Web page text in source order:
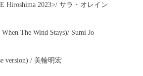
Hiroshima 2023>/ サラ・オレイン
When The Wind Stays)/ Sumi Jo
version) / 美輪明宏